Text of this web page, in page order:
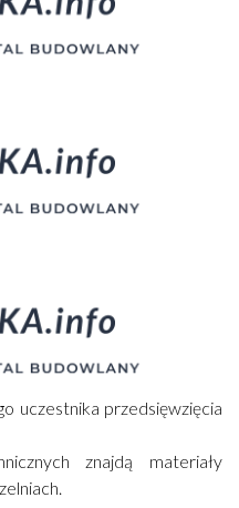
uczestnika przedsięwzięcia
znajdą materiały